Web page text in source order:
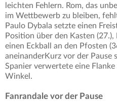
leichten Fehlern. Rom, das
im Wettbewerb zu bleiben,
Paulo Dybala setzte einen
Position über den Kasten
einen Eckball an den Pfosten
aneinanderKurz vor der Pause
Spanier verwertete eine
Winkel.
Fanrandale vor der Pause